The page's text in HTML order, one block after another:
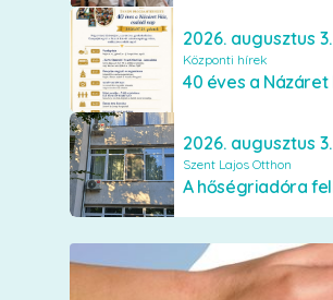
2026. augusztus 3.
Központi hírek
2026. augusztus 3.
Szent Lajos Otthon